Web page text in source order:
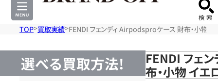
TOP 買取実績 FENDI フェンディ Airpodsproケース 財布・小物
選べる買取方法!
FENDI フェ
布・小物 イ